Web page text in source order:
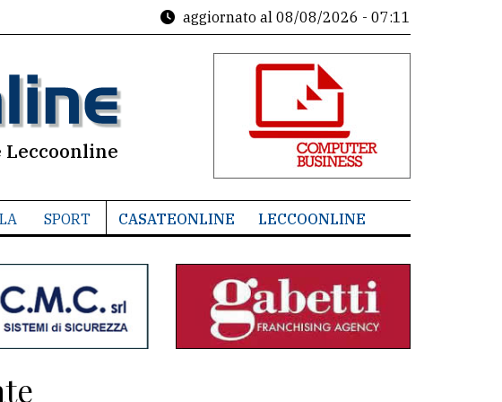
aggiornato al 08/08/2026 - 07:11
Leccoonline
SPORT CASATEONLINE LECCOONLINE